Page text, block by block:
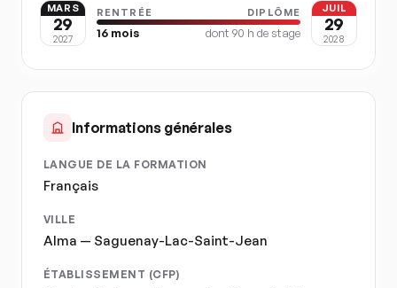
MARS
29
2027
RENTRÉE DIPLÔME
16 mois dont 90 h de stage
JUIL
29
2028
Informations générales
LANGUE DE LA FORMATION
Français
VILLE
Alma — Saguenay-Lac-Saint-Jean
ÉTABLISSEMENT (CFP)